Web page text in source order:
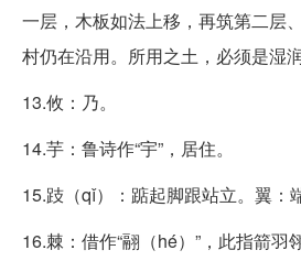
一层，木板如法上移，再筑第二层
村仍在沿用。所用之土，必须是湿
13.攸：乃。
14.芋：鲁诗作“宇”，居住。
15.跂（qǐ）：踮起脚跟站立。翼：
16.棘：借作“翮（hé）”，此指箭羽翎